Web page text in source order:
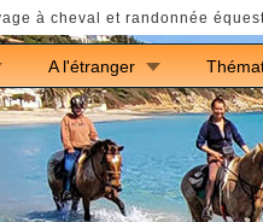
à cheval et randonnée
A l'étranger